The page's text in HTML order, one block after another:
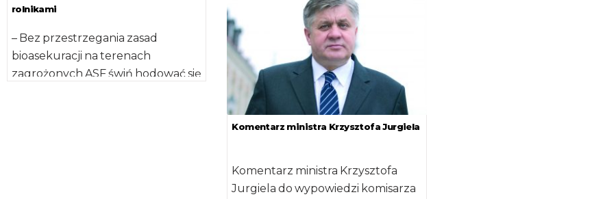
rolnikami
– Bez przestrzegania zasad
bioasekuracji na terenach
zagrożonych ASF świń hodować się
Komentarz ministra Krzysztofa Jurgiela
Komentarz ministra Krzysztofa
Jurgiela do wypowiedzi komisarza